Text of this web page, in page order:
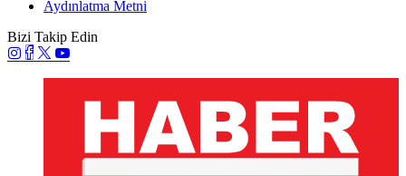
Aydınlatma Metni
Bizi Takip Edin